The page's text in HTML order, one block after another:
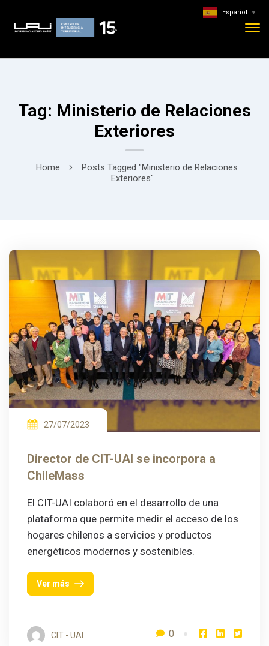
Tag: Ministerio de Relaciones
Exteriores
Home
Posts Tagged "Ministerio de Relaciones
Exteriores"
27/07/2023
Director de CIT-UAI se incorpora a
ChileMass
El CIT-UAI colaboró en el desarrollo de una
plataforma que permite medir el acceso de los
hogares chilenos a servicios y productos
energéticos modernos y sostenibles.
Ver más
CIT - UAI 0
Español ▼